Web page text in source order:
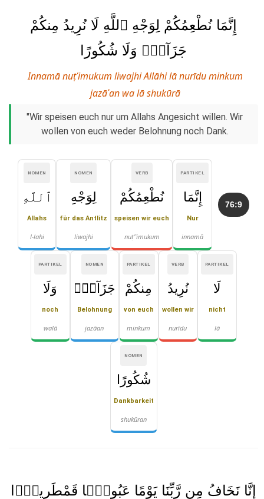
إِنَّمَا نُطْعِمُكُمْ لِوَجْهِ ٱللَّهِ لَا نُرِيدُ مِنكُمْ
جَزَآءًۭ وَلَا شُكُورًا
Innamā nuṭʿimukum liwajhi Allāhi lā nurīdu minkum
jazāʾan wa lā shukūrā
"Wir speisen euch nur um Allahs Angesicht willen. Wir
wollen von euch weder Belohnung noch Dank.
76:9
PARTIKEL
إِنَّمَا
Nur
innamā
VERB
نُطْعِمُكُمْ
speisen wir euch
nuṭ'ʿimukum
NOMEN
لِوَجْهِ
für das Antlitz
liwajhi
NOMEN
ٱللَّهِ
Allahs
l-lahi
PARTIKEL
لَا
nicht
lā
VERB
نُرِيدُ
wollen wir
nurīdu
PARTIKEL
مِنكُمْ
von euch
minkum
NOMEN
جَزَآءًۭ
Belohnung
jazāan
PARTIKEL
وَلَا
noch
walā
NOMEN
شُكُورًا
Dankbarkeit
shukūran
إِنَّا نَخَافُ مِن رَّبِّنَا يَوْمًا عَبُوسًۭا قَمْطَرِيرًۭا